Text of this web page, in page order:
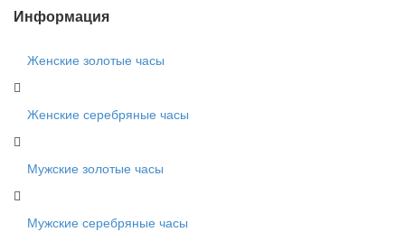
Информация
Женские золотые часы
Женские серебряные часы
Мужские золотые часы
Мужские серебряные часы